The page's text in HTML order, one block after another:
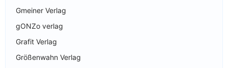
Gmeiner Verlag
gONZo verlag
Grafit Verlag
Größenwahn Verlag